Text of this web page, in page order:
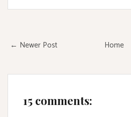
← Newer Post Home
15 comments: